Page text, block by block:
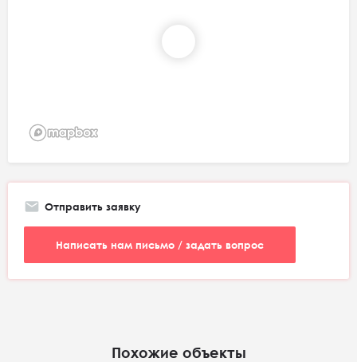
Отправить заявку
Написать нам письмо / задать вопрос
Похожие объекты